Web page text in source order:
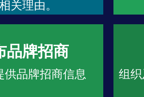
关理由。
品牌招商
供品牌招商信息 组